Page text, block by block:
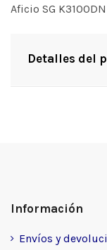
Aficio SG K3100DN
Detalles del
Información
Envíos y